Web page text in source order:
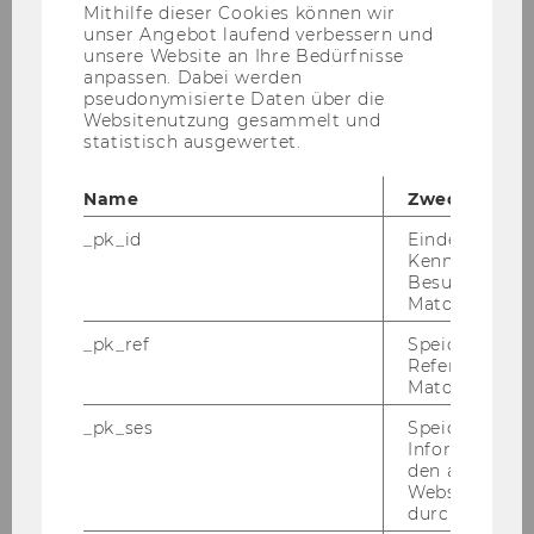
Glo­ba­le Ent­wick­lun­gen und lo­ka­le Ver­än­de­run­
gen er­for­dern Ad­ap­tie­run­gen, Er­wei­te­run­gen
und Neu­aus­rich­tun­gen, auch im uni­ver­si­tä­ren
Kon­text. Die Stif­tung er­mög­licht uns das zu tun
- un­ab­hän­gig vom Re­gel­be­trieb und Glo­bal­
bud­get. Da­durch kön­nen wir in der Schaf­fung
von zu­sätz­li­chen und ex­pe­ri­men­tel­len An­ge­bo­
ten an der Wirt­schafts­uni­ver­si­tät Wien un­ter­
neh­me­risch han­deln und di­rekt auf ak­tu­el­le Er­
eig­nis­se und drin­gen­de Be­dürf­nis­se ein­ge­hen.
Mithilfe dieser Cookies können wir
unser Angebot laufend verbessern und
unsere Website an Ihre Bedürfnisse
anpassen. Dabei werden
pseudonymisierte Daten über die
Websitenutzung gesammelt und
statistisch ausgewertet.
Name
Zweck
_pk_id
Eindeutige
Besuchers
Matomo.
_pk_ref
Speicherung
Referrers
Matomo.
_pk_ses
Speicherung
den aktuellen
durch